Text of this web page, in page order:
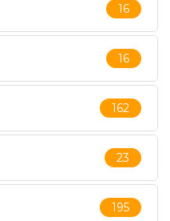
16
16
162
23
195